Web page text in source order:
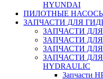
HYUNDAI
ПИЛОТНЫЕ
ЗАПЧАСТИ ДЛЯ
ЗАПЧАСТИ
ЗАПЧАСТИ
ЗАПЧАСТИ
ЗАПЧАСТИ
HYDRAULIC
Запчасти